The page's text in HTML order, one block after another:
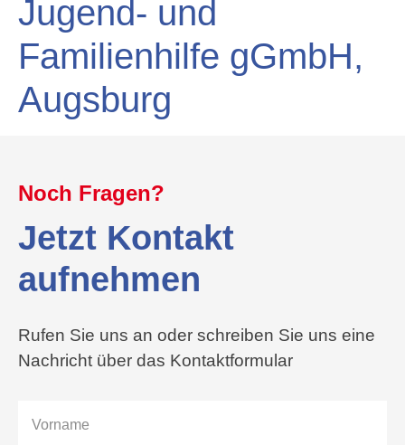
Jugend- und
Familienhilfe gGmbH,
Augsburg
Noch Fragen?
Jetzt Kontakt
aufnehmen
Rufen Sie uns an oder schreiben Sie uns eine
Nachricht über das Kontaktformular